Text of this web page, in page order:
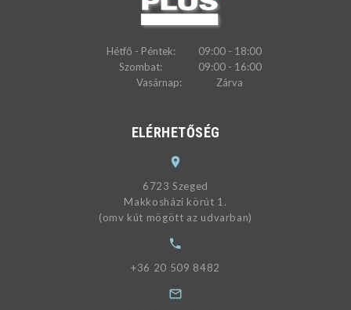
Hétfő - Péntek:
09:00 - 18:00
Szombat:
09:00 - 16:00
Vasárnap:
Zárva
ELÉRHETŐSÉG
6723 Szeged
Makkosházi körút 1.
(omv kút mögött az udvarban)
+36 20 509 8482